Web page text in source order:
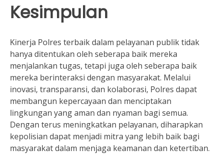
Kesimpulan
Kinerja Polres terbaik dalam pelayanan publik tidak
hanya ditentukan oleh seberapa baik mereka
menjalankan tugas, tetapi juga oleh seberapa baik
mereka berinteraksi dengan masyarakat. Melalui
inovasi, transparansi, dan kolaborasi, Polres dapat
membangun kepercayaan dan menciptakan
lingkungan yang aman dan nyaman bagi semua.
Dengan terus meningkatkan pelayanan, diharapkan
kepolisian dapat menjadi mitra yang lebih baik bagi
masyarakat dalam menjaga keamanan dan ketertiban.